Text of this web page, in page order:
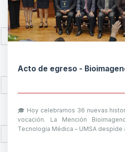
Acto de egreso -
🎓 Hoy celebramos 36 nuevas
vocación. La Mención
Tecnología Médica – UMSA despide